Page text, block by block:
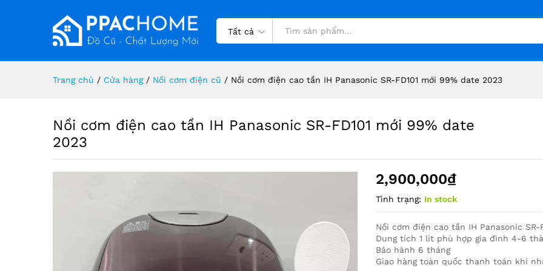
Tất cả
Trang chủ / Cửa hàng / Nồi cơm điện cũ / Nồi cơm điện cao tần IH Panasonic SR-FD101 mới 99% date 2023
Nồi cơm điện cao tần IH Panasonic SR-FD101 mới 99% date
2023
2,900,000₫
Tình trạng: In stock
Nồi cơm điện cao tần IH Panasonic
Dung tích 1 lít phù hợp gia đình 4-6
Bảo hành 6 tháng
Giao hàng toàn quốc thanh toán khi
Mô tả